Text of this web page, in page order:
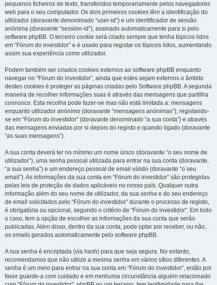
pequenos ficheiros de texto, transferidos temporariamente pelos navegadores
web para o seu computador. Os dois primeiros cookies têm a identificação do
utilizador (doravante denominado “user-id”) e um identificador de sessão
anónima (doravante “session-id”), assinado automaticamente para si pelo
software phpBB. O terceiro cookie será criado sempre que tenha tópicos lidos
em “Fórum do investidor” e é usado para registar os tópicos lidos, aumentando
assim sua experiência como utilizador.
Podem também ser criados cookies externos ao software phpBB enquanto
navegar no “Fórum do investidor”, ainda que estes sejam externos o âmbito
destes cookies é proteger as páginas criadas pelo Software phpBB. A segunda
maneira de recolher informações suas é através das mensagens que partilha
connosco. Esta recolha pode fazer-se mas não está limitada a: mensagens
enquanto utilizador anónimo (doravante “mensagens anónimas”), registando-
se em “Fórum do investidor” (doravante denominado “a sua conta”) e através
das mensagens enviadas por si depois do registo e quando ligado (doravante
“as suas mensagens”).
A sua conta deverá ter no mínimo um nome único (doravante “o seu nome de
utilizador”), uma senha pessoal utilizada para entrar na sua conta (doravante,
“a sua senha”) e um endereço pessoal de email válido (doravante “o seu
email”). As informações da sua conta em “Fórum do investidor” são protegidas
pelas leis de proteção de dados aplicáveis no nosso país. Qualquer outra
informação além do seu nome de utilizador, da sua senha e do seu endereço
de email solicitados pelo “Fórum do investidor” durante o processo de registo,
é obrigatória ou opcional, segundo o critério de “Fórum do investidor”. Em todo
o caso, tem a opção de escolher as informações da sua conta que serão
publicadas. Além disso, dentro da sua conta, pode optar por receber, ou não,
os emails gerados automaticamente pelo software phpBB.
A sua senha é encriptada (via hash) para que seja segura. No entanto,
recomendamos que não utilize a mesma senha em vários sítios diferentes. A
senha é um meio para entrar na sua conta em “Fórum do investidor”, então por
favor guarde-a com cuidado e em nenhuma circunstância alguém relacionado